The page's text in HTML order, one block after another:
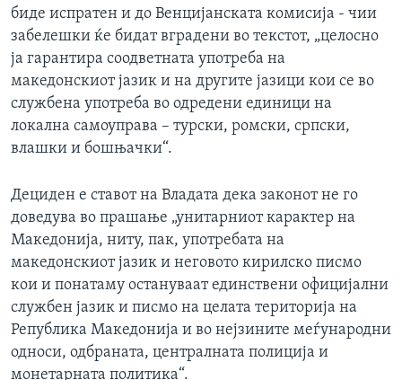
биде испратен и до Венцијанската комисија - чии
забелешки ќе бидат вградени во текстот, „целосно
ја гарантира соодветната употреба на
македонскиот јазик и на другите јазици кои се во
службена употреба во одредени единици на
локална самоуправа – турски, ромски, српски,
влашки и бошњачки“.
Дециден е ставот на Владата дека законот не го
доведува во прашање „унитарниот карактер на
Македонија, ниту, пак, употребата на
македонскиот јазик и неговото кирилско писмо
кои и понатаму остануваат единствени официјални
службен јазик и писмо на целата територија на
Република Македонија и во нејзините меѓународни
односи, одбраната, централната полиција и
монетарната политика“.